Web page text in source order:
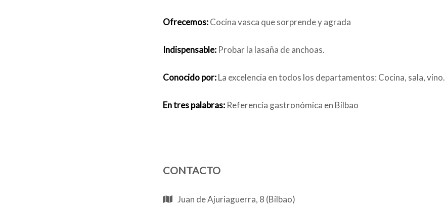
Ofrecemos:Cocina vasca que sorprende y agrada
Indispensable: Probar la lasaña de anchoas.
Conocido por:La excelencia en todos los departamentos: Cocina, sala, vino.
En tres palabras: Referencia gastronómica en Bilbao
CONTACTO
Juan de Ajuriaguerra, 8 (Bilbao)